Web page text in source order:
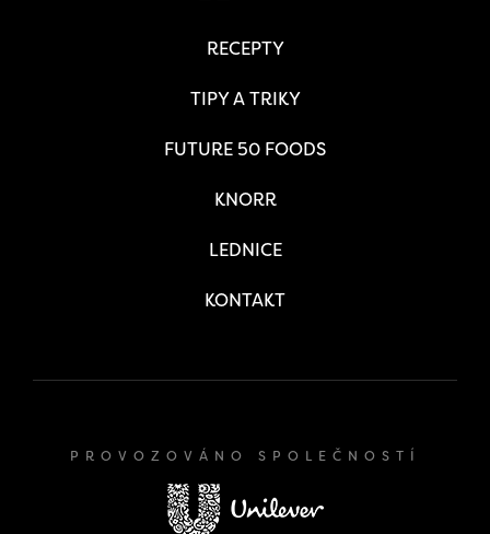
RECEPTY
TIPY A TRIKY
FUTURE 50 FOODS
KNORR
LEDNICE
KONTAKT
PROVOZOVÁNO SPOLEČNOSTÍ